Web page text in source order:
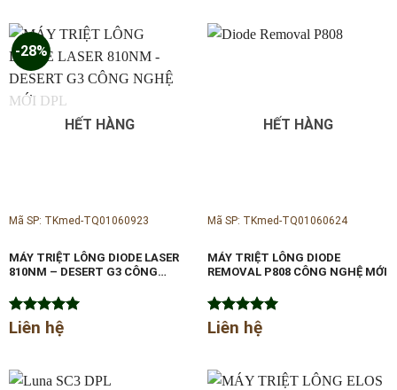
-28%
HẾT HÀNG
Mã SP: TKmed-TQ01060923
MÁY TRIỆT LÔNG DIODE LASER
810NM – DESERT G3 CÔNG
Được xếp
5.00
Liên hệ
HẾT HÀNG
Mã SP: TKmed-TQ01060624
MÁY TRIỆT LÔNG DIODE
REMOVAL P808 CÔNG NGHỆ MỚI
Được xếp
5.00
Liên hệ